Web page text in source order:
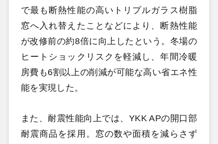
で最も断熱性能の高いトリプルガラス樹脂
窓へ入れ替えたことなどにより、断熱性能
が改修前の約8倍に向上したという。冬場の
ヒートショックリスクを軽減し、年間冷暖
房費も6割以上の削減が可能な高い省エネ性
能を実現した。
また、耐震性能向上では、YKK APの開口部
耐震商品を採用。窓の数や面積を減らさず